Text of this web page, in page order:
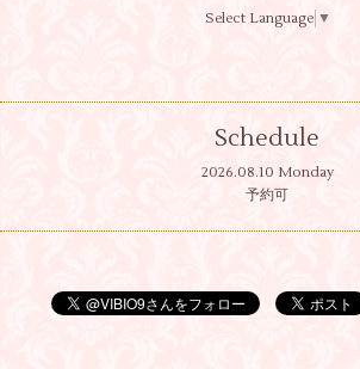
Select Language ▼
Schedule
2026.08.10 Monday
予約可